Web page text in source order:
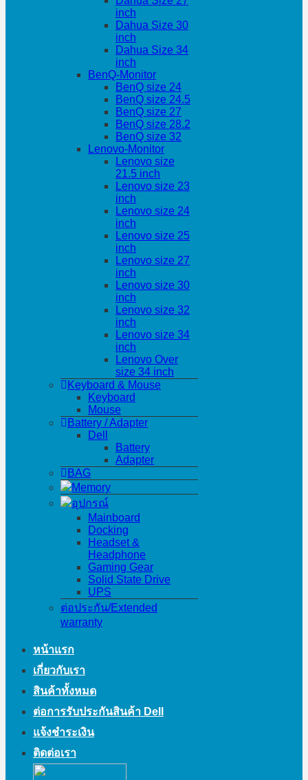
inch
Dahua Size 30
inch
Dahua Size 34
inch
BenQ-Monitor
BenQ size 24
BenQ size 24.5
BenQ size 27
BenQ size 28.2
BenQ size 32
Lenovo-Monitor
Lenovo size
21.5 inch
Lenovo size 23
inch
Lenovo size 24
inch
Lenovo size 25
inch
Lenovo size 27
inch
Lenovo size 30
inch
Lenovo size 32
inch
Lenovo size 34
inch
Lenovo Over
size 34 inch
Keyboard & Mouse
Keyboard
Mouse
Battery / Adapter
Dell
Battery
Adapter
BAG
Memory
อุปกรณ์
Mainboard
Docking
Headset &
Headphone
Gaming Gear
Solid State Drive
UPS
ต่อประกัน/Extended
warranty
หน้าแรก
เกี่ยวกับเรา
สินค้าทั้งหมด
ต่อการรับประกันสินค้า Dell
แจ้งชำระเงิน
ติดต่อเรา